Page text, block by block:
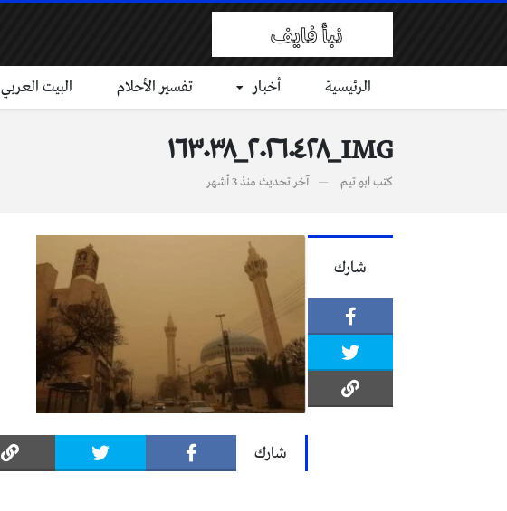
الرئيسية أخبار تفسير الأحلام البيت العربي
IMG_٢٠٢٦٠٤٢٨_١٦٣٠٣٨
كتب ابو تيم آخر تحديث منذ 3 أشهر
شارك
شارك